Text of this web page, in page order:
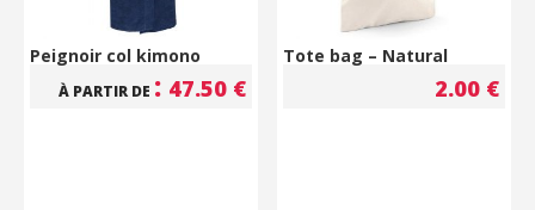
Peignoir col kimono
À PARTIR DE : 47.50 €
Tote bag – Natural
2.00 €